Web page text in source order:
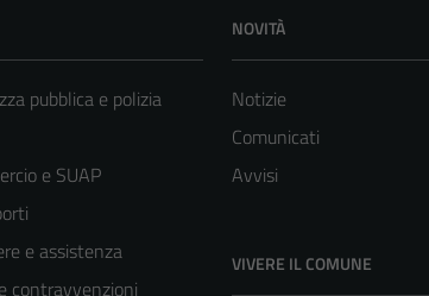
pubblica e polizia
e SUAP
e assistenza
contravvenzioni
NOVITÀ
Notizie
Comunicati
Avvisi
VIVERE IL COMUNE